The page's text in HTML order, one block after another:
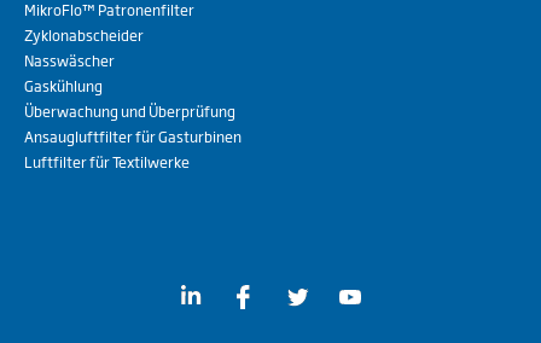
MikroFlo™ Patronenfilter
Zyklonabscheider
Nasswäscher
Gaskühlung
Überwachung und Überprüfung
Ansaugluftfilter für Gasturbinen
Luftfilter für Textilwerke